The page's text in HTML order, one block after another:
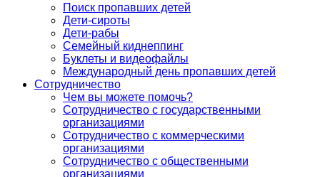
Поиск пропавших детей
Дети-сироты
Дети-рабы
Семейный киднеппинг
Буклеты и видеофайлы
Международный день пропавших детей
Сотрудничество
Чем вы можете помочь?
Сотрудничество с государственными
организациями
Сотрудничество с коммерческими
организациями
Сотрудничество с общественными
организациями